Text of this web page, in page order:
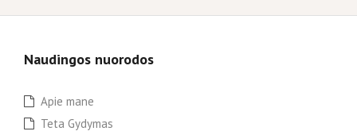
Naudingos nuorodos
Apie mane
Teta Gydymas